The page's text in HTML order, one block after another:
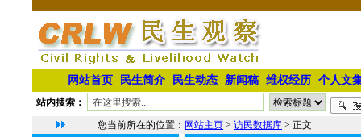
网站首页 民生简介 民生动态 新闻稿 维权经历 个人文
站内搜索：
您当前所在的位置： 网站主页 > 访民数据库 > 正文